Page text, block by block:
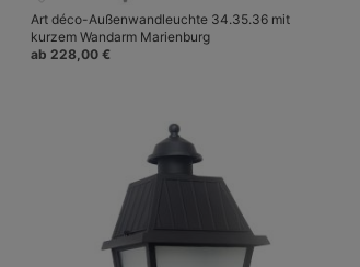
Art déco-Außenwandleuchte 34.35.36 mit
kurzem Wandarm Marienburg
ab 228,00 €